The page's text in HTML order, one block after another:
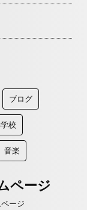
ブログ
校
音楽
ページ
ージ